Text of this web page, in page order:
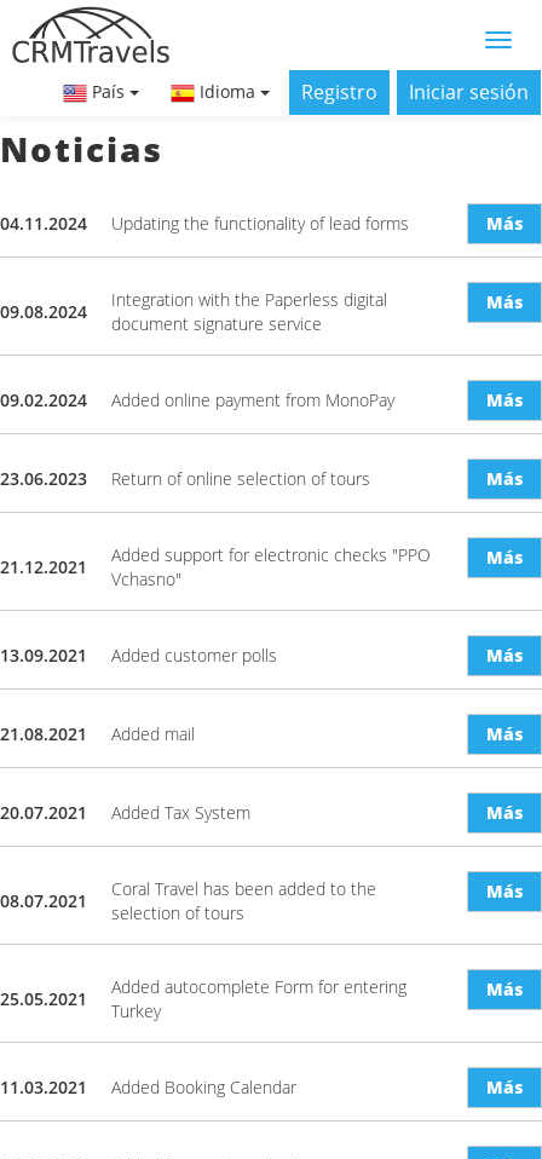
País Idioma Registro Iniciar sesión
Noticias
04.11.2024 Updating the functionality of lead forms Más
09.08.2024
Integration with the Paperless digital
document signature service
Más
09.02.2024 Added online payment from MonoPay Más
23.06.2023 Return of online selection of tours Más
21.12.2021
Added support for electronic checks "PPO
Vchasno"
Más
13.09.2021 Added customer polls Más
21.08.2021 Added mail Más
20.07.2021 Added Tax System Más
08.07.2021
Coral Travel has been added to the
selection of tours
Más
25.05.2021
Added autocomplete Form for entering
Turkey
Más
11.03.2021 Added Booking Calendar Más